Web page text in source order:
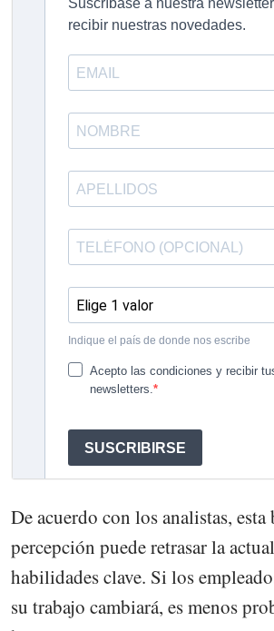
De acuerdo con los analistas, esta
percepción puede retrasar la
habilidades clave. Si los
su trabajo cambiará, es menos